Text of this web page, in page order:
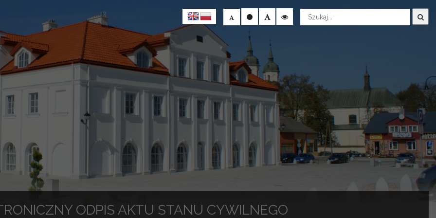
Wyszukaj
ODPIS AKTU STANU CYWILNEGO